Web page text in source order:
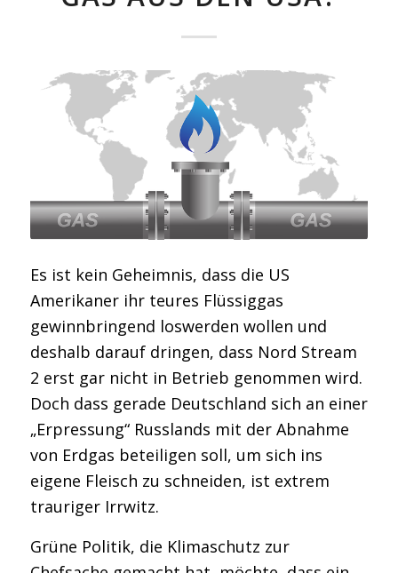
Es ist kein Geheimnis, dass die US
Amerikaner ihr teures Flüssiggas
gewinnbringend loswerden wollen und
deshalb darauf dringen, dass Nord Stream
2 erst gar nicht in Betrieb genommen wird.
Doch dass gerade Deutschland sich an einer
„Erpressung“ Russlands mit der Abnahme
von Erdgas beteiligen soll, um sich ins
eigene Fleisch zu schneiden, ist extrem
trauriger Irrwitz.
Grüne Politik, die Klimaschutz zur